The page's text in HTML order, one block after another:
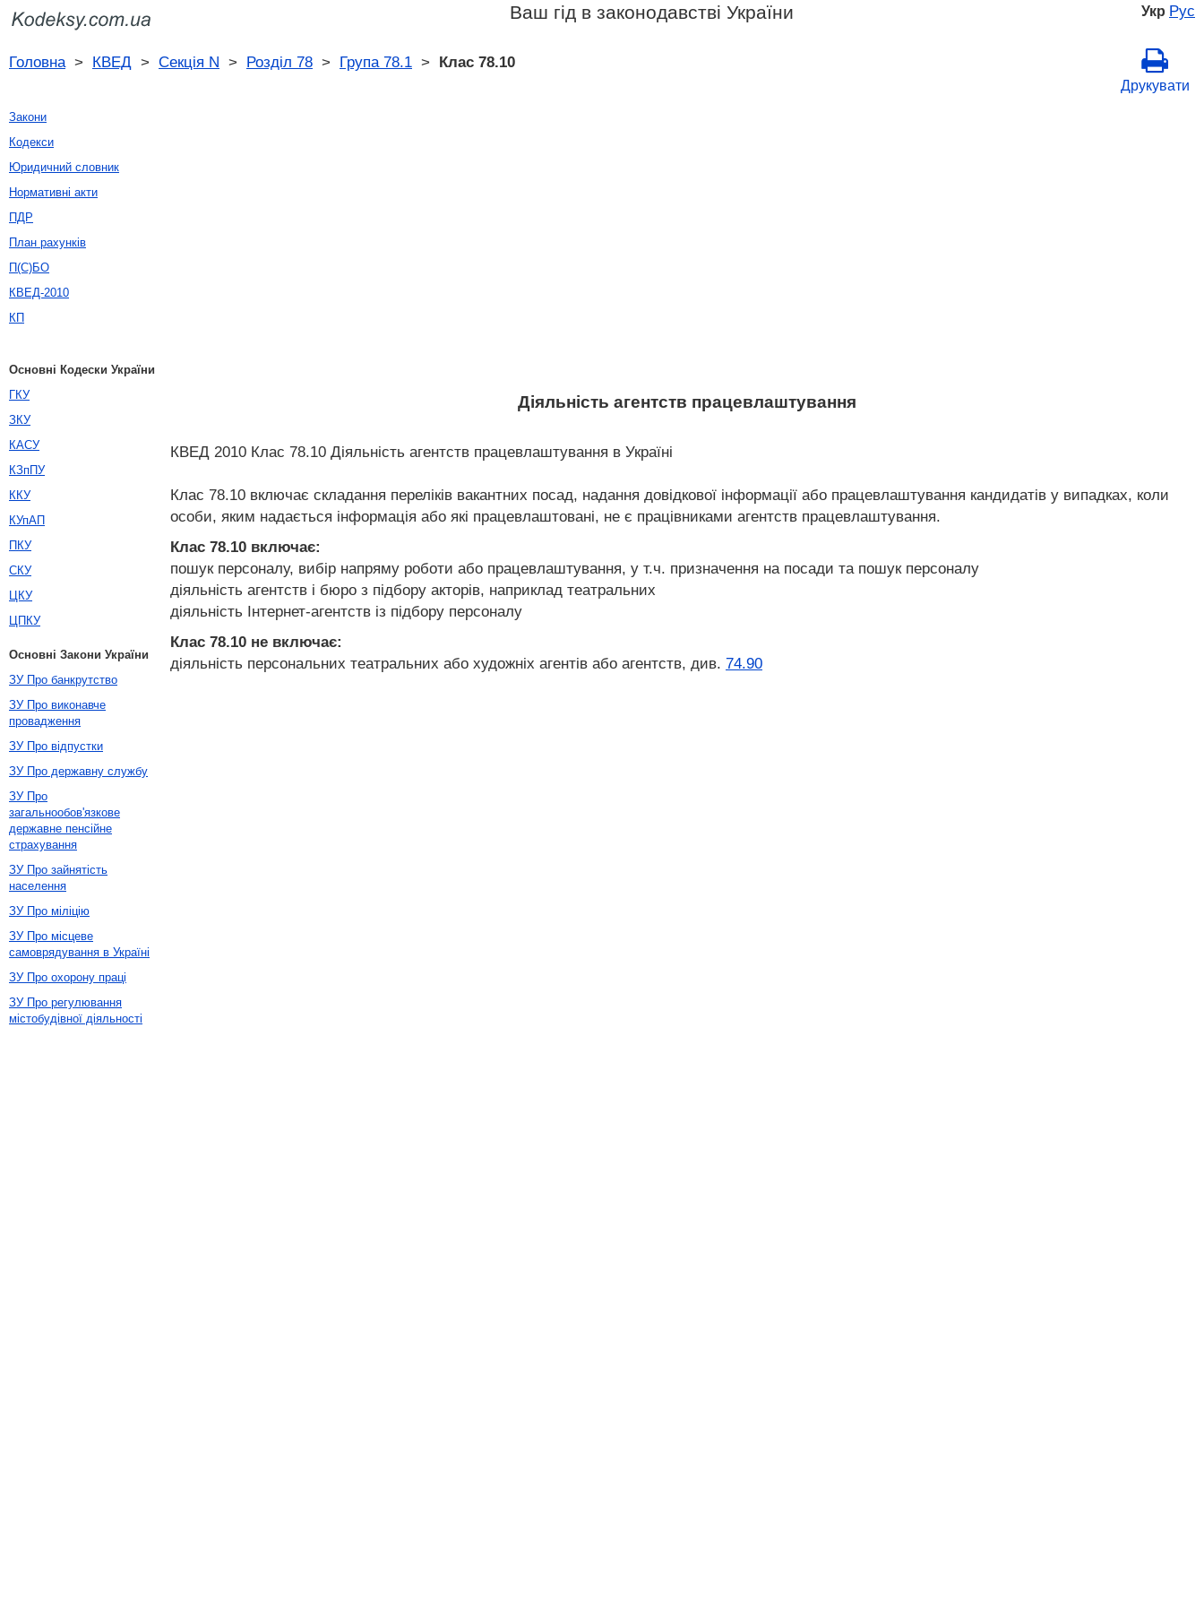
Укр Рус
Ваш гід в законодавстві України
Головна> КВЕД > Секція N > Розділ 78 > Група 78.1 > Клас 78.10
Друкувати
Діяльність агентств працевлаштування
КВЕД 2010 Клас 78.10 Діяльність агентств працевлаштування в Україні
Клас 78.10 включає складання переліків вакантних посад, надання довідкової інформації або працевлаштування кандидатів у випадках, коли
особи, яким надається інформація або які працевлаштовані, не є працівниками агентств працевлаштування.
Клас 78.10 включає:
пошук персоналу, вибір напряму роботи або працевлаштування, у т.ч. призначення на посади та пошук персоналу
діяльність агентств і бюро з підбору акторів, наприклад театральних
діяльність Інтернет-агентств із підбору персоналу
Клас 78.10 не включає:
діяльність персональних театральних або художніх агентів або агентств, див. 74.90
Закони
Кодекси
Юридичний словник
Нормативні акти
ПДР
План рахунків
П(С)БО
КВЕД-2010
КП
Основні Кодески України
ГКУ
ЗКУ
КАСУ
КЗпПУ
ККУ
КУпАП
ПКУ
СКУ
ЦКУ
ЦПКУ
Основні Закони України
ЗУ Про банкрутство
ЗУ Про виконавче
провадження
ЗУ Про відпустки
ЗУ Про державну службу
ЗУ Про
загальнообов'язкове
державне пенсійне
страхування
ЗУ Про зайнятість
населення
ЗУ Про міліцію
ЗУ Про місцеве
самоврядування в Україні
ЗУ Про охорону праці
ЗУ Про регулювання
містобудівної діяльності